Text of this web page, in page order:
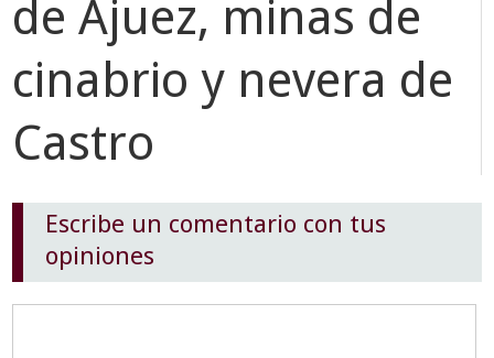
de Ajuez, minas de
cinabrio y nevera de
Castro
Escribe un comentario con tus
opiniones